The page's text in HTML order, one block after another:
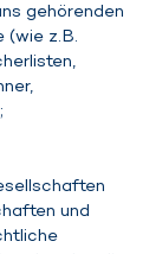
gehörenden
(wie z.B.
und